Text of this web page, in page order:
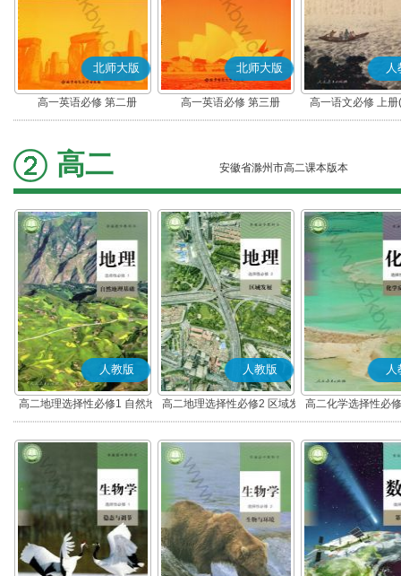
北师大版
高一英语必修 第二册
北师大版
高一英语必修 第三册
人
高一语文必修 上
高二 安徽省滁州市高二课本版本
人教版
高二地理选择性必修1 自然地
理基础
人教版
高二地理选择性必修2 区域发
展
人
高二化学选择性必
应原理